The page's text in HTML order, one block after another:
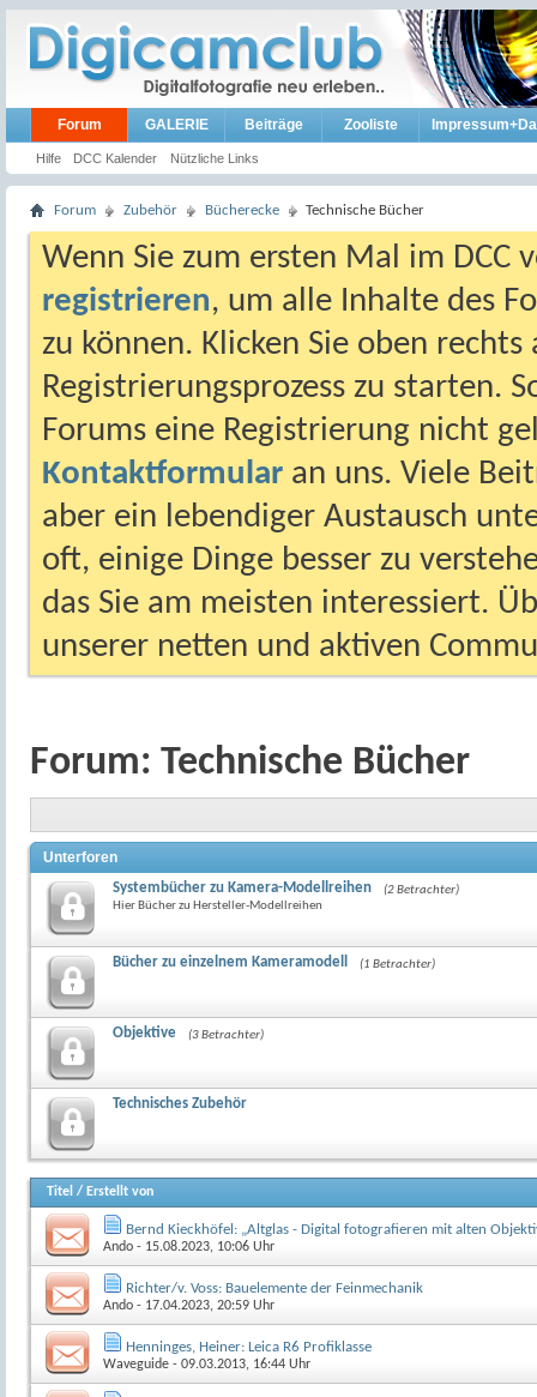
Forum
Hilfe DCC Kalender Nützliche Links
GALERIE Beiträge Zooliste
Forum Zubehör Bücherecke Technische Bücher
Wenn Sie zum ersten Mal im DCC
registrieren, um alle Inhalte des
zu können. Klicken Sie oben
Registrierungsprozess zu starten.
Forums eine Registrierung nicht
Kontaktformular an uns. Viele
aber ein lebendiger Austausch
oft, einige Dinge besser zu
das Sie am meisten interessiert.
unserer netten und aktiven
Forum: Technische Bücher
Unterforen
Systembücher zu Kamera-Modellreihen
(2 Betrachter)
Hier Bücher zu Hersteller-Modellreihen
Bücher zu einzelnem Kameramodell (1 Betrachter)
Objektive (3 Betrachter)
Technisches Zubehör
Titel / Erstellt von
Bernd Kieckhöfel: „Altglas - Digital fotografieren mit alten
Ando - 15.08.2023, 10:06 Uhr
Richter/v. Voss: Bauelemente der Feinmechanik
Ando - 17.04.2023, 20:59 Uhr
Henninges, Heiner: Leica R6 Profiklasse
Waveguide - 09.03.2013, 16:44 Uhr